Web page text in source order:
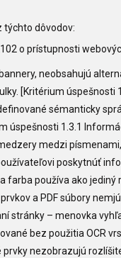
týchto dôvodov:
o prístupnosti
neobsahujú
[Kritérium úspešnosti
sémanticky
úspešnosti 1.3.1
medzi
poskytnúť
farba používa ako
a PDF súbory
stránky – menovka
bez použitia OCR
nezobrazujú